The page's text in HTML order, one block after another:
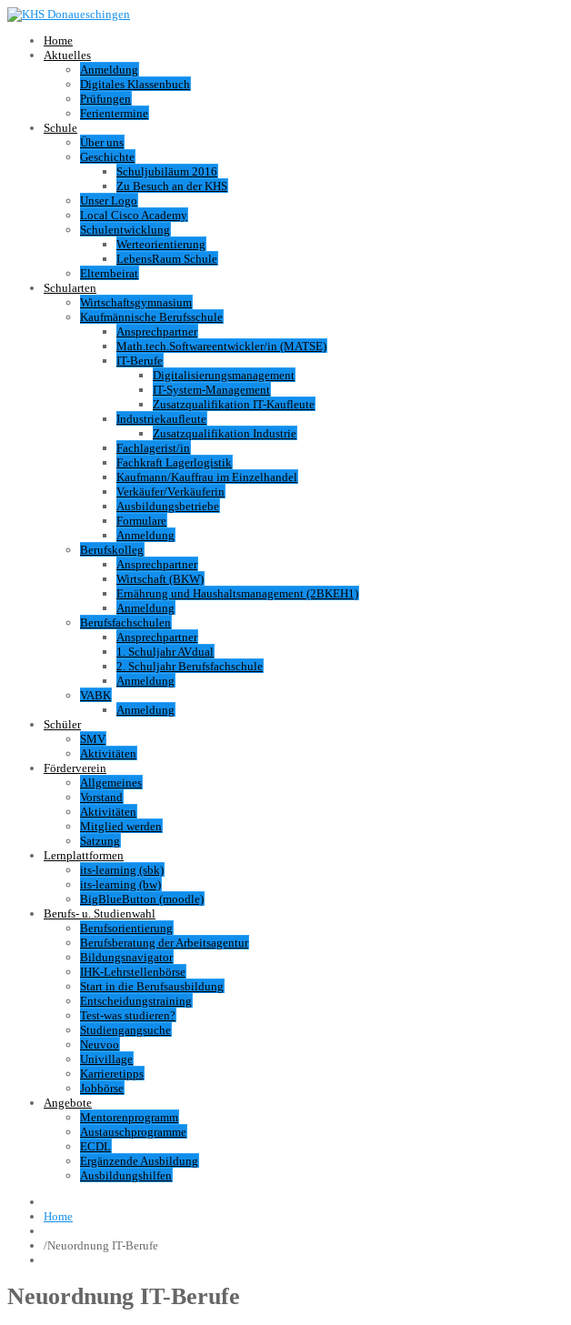
Home
Aktuelles
Anmeldung
Digitales Klassenbuch
Prüfungen
Ferientermine
Schule
Über uns
Geschichte
Schuljubiläum 2016
Zu Besuch an der KHS
Unser Logo
Local Cisco Academy
Schulentwicklung
Werteorientierung
LebensRaum Schule
Elternbeirat
Schularten
Wirtschaftsgymnasium
Kaufmännische Berufsschule
Ansprechpartner
Math.tech.Softwareentwickler/in (MATSE)
IT-Berufe
Digitalisierungsmanagement
IT-System-Management
Zusatzqualifikation IT-Kaufleute
Industriekaufleute
Zusatzqualifikation Industrie
Fachlagerist/in
Fachkraft Lagerlogistik
Kaufmann/Kauffrau im Einzelhandel
Verkäufer/Verkäuferin
Ausbildungsbetriebe
Formulare
Anmeldung
Berufskolleg
Ansprechpartner
Wirtschaft (BKW)
Ernährung und Haushaltsmanagement (2BKEH1)
Anmeldung
Berufsfachschulen
Ansprechpartner
1. Schuljahr AVdual
2. Schuljahr Berufsfachschule
Anmeldung
VABK
Anmeldung
Schüler
SMV
Aktivitäten
Förderverein
Allgemeines
Vorstand
Aktivitäten
Mitglied werden
Satzung
Lernplattformen
its-learning (sbk)
its-learning (bw)
BigBlueButton (moodle)
Berufs- u. Studienwahl
Berufsorientierung
Berufsberatung der Arbeitsagentur
Bildungsnavigator
IHK-Lehrstellenbörse
Start in die Berufsausbildung
Entscheidungstraining
Test-was studieren?
Studiengangsuche
Neuvoo
Univillage
Karrieretipps
Jobbörse
Angebote
Mentorenprogramm
Austauschprogramme
ECDL
Ergänzende Ausbildung
Ausbildungshilfen
Home
/Neuordnung IT-Berufe
Neuordnung IT-Berufe